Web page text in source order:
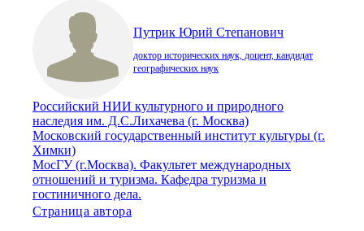
Путрик Юрий Степанович
доктор исторических наук, доцент, кандидат
географических наук
Российский НИИ культурного и природного
наследия им. Д.С.Лихачева (г. Москва)
Московский государственный институт культуры (г.
Химки)
МосГУ (г.Москва). Факультет международных
отношений и туризма. Кафедра туризма и
гостиничного дела.
Страница автора